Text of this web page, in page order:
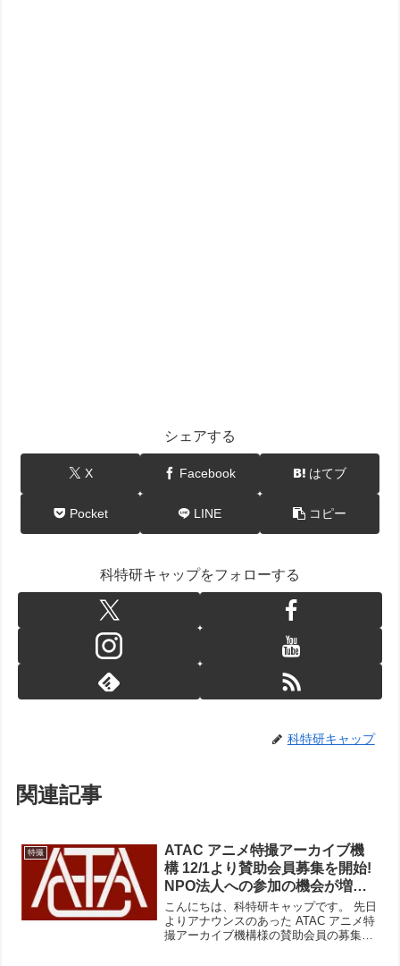
シェアする
X Facebook はてブ
Pocket LINE コピー
科特研キャップをフォローする
科特研キャップ
関連記事
特撮
ATAC アニメ特撮アーカイブ機
構 12/1より賛助会員募集を開始!
NPO法人への参加の機会が増え
ることは良いことです！
こんにちは、科特研キャップです。 先日
よりアナウンスのあった ATAC アニメ特
撮アーカイブ機構様の賛助会員の募集が